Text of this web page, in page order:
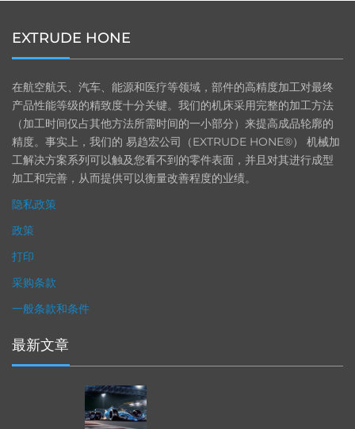
EXTRUDE HONE
在航空航天、汽车、能源和医疗等领域，部件的高精度加工对最终
产品性能等级的精致度十分关键。我们的机床采用完整的加工方法
（加工时间仅占其他方法所需时间的一小部分）来提高成品轮廓的
精度。事实上，我们的 易趋宏公司（EXTRUDE HONE®） 机械加
工解决方案系列可以触及您看不到的零件表面，并且对其进行成型
加工和完善，从而提供可以衡量改善程度的业绩。
隐私政策
政策
打印
采购条款
一般条款和条件
最新文章